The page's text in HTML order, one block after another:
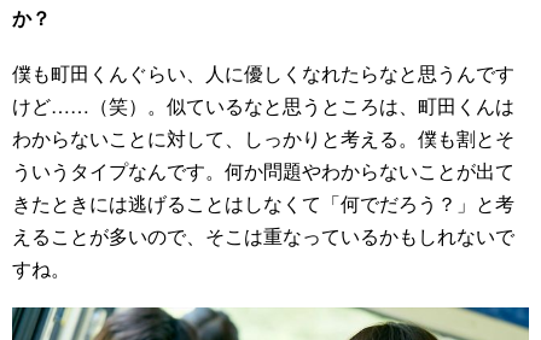
か？
僕も町田くんぐらい、人に優しくなれたらなと思うんです
けど……（笑）。似ているなと思うところは、町田くんは
わからないことに対して、しっかりと考える。僕も割とそ
ういうタイプなんです。何か問題やわからないことが出て
きたときには逃げることはしなくて「何でだろう？」と考
えることが多いので、そこは重なっているかもしれないで
すね。